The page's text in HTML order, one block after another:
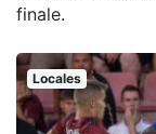
finale.
Locales